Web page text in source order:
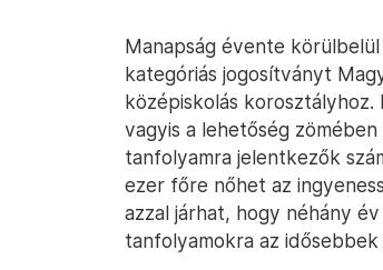
Manapság évente
kategóriás jogosítványt
középiskolás
vagyis a lehetőség
tanfolyamra jelentkezők
ezer főre nőhet az
azzal járhat, hogy néhány
tanfolyamokra az idősebbek